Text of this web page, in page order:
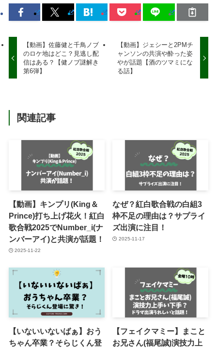
【動画】佐藤健と千鳥ノブ
のロケ地はどこ？見逃し配
信はある？【健ノブ謎解き
第6弾】
【動画】ジェシーと2PMチ
ャンソンの共演や酔った姿
やが話題【酒のツマミにな
る話】
関連記事
【動画】キンプリ(King＆
Prince)打ち上げ花火！紅白
歌合戦2025でNumber_i(ナ
ンバーアイ)と共演が話題！
2025-11-22
なぜ？紅白歌合戦の白組3
枠不足の理由は？サプライ
ズ出演に注目！
2025-11-17
【いないいないばぁ】おう
ちゃん卒業？そらじくん登
【フェイクマミー】まこと
お兄さん(福尾誠)演技力上